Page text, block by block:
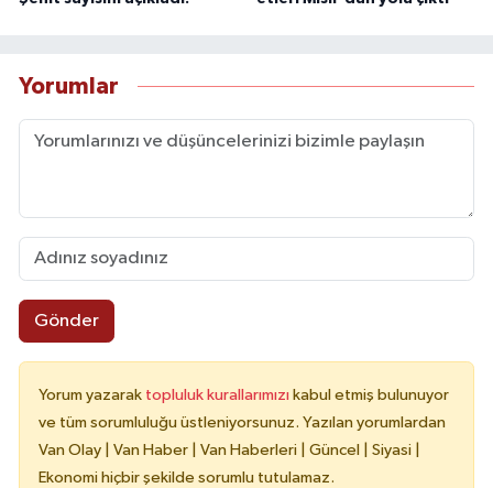
Yorumlar
Gönder
Yorum yazarak topluluk kurallarımızı kabul etmiş bulunuyor
ve tüm sorumluluğu üstleniyorsunuz. Yazılan yorumlardan
Van Olay | Van Haber | Van Haberleri | Güncel | Siyasi |
Ekonomi hiçbir şekilde sorumlu tutulamaz.